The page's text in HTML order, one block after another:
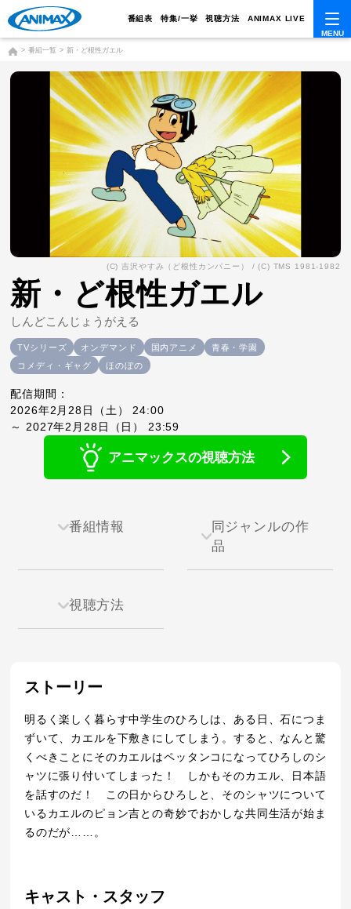
番組表 特集/一挙 視聴方法 ANIMAX LIVE
番組一覧 新・ど根性ガエル
(C) 吉沢やすみ（ど根性カンパニー） / (C) TMS 1981-1982
新・ど根性ガエル
しんどこんじょうがえる
TVシリーズ オンデマンド 国内アニメ
青春・学園
コメディ・ギャグ
ほのぼの
配信期間：
2026年2月28日（土） 24:00
～ 2027年2月28日（日） 23:59
アニマックスの視聴方法
番組情報
同ジャンルの作
品
視聴方法
ストーリー
明るく楽しく暮らす中学生のひろしは、ある日、石につま
ずいて、カエルを下敷きにしてしまう。すると、なんと驚
くべきことにそのカエルはペッタンコになってひろしのシ
ャツに張り付いてしまった！ しかもそのカエル、日本語
を話すのだ！ この日からひろしと、そのシャツについて
いるカエルのピョン吉との奇妙でおかしな共同生活が始ま
るのだが……。
キャスト・スタッフ